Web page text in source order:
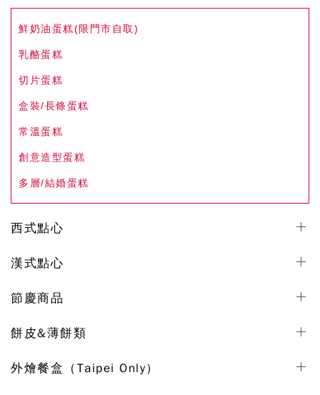
鮮奶油蛋糕(限門市自取)
乳酪蛋糕
切片蛋糕
盒裝/長條蛋糕
常溫蛋糕
創意造型蛋糕
多層/結婚蛋糕
西式點心
漢式點心
節慶商品
餅皮&薄餅類
外燴餐盒（Taipei Only）